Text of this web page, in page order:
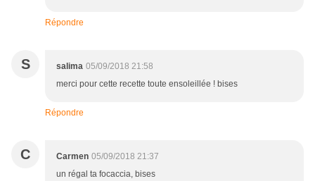
Répondre
S salima 05/09/2018 21:58
merci pour cette recette toute ensoleillée ! bises
Répondre
C Carmen 05/09/2018 21:37
un régal ta focaccia, bises